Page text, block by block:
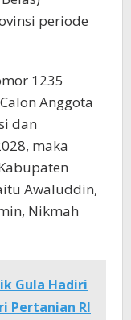
periode
1235
Anggota
dan
maka
Awaluddin,
Nikmah
Gula Hadiri
Pertanian RI